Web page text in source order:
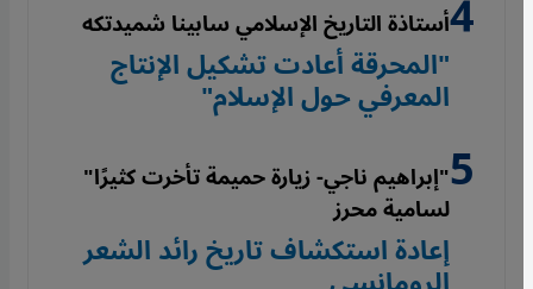
أستاذة التاريخ الإسلامي سابينا شميدتكه
"المحرقة أعادت تشكيل الإنتاج
المعرفي حول الإسلام"
"إبراهيم ناجي- زيارة حميمة تأخرت كثيرًا"
لسامية محرز
إعادة استكشاف تاريخ رائد الشعر